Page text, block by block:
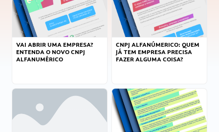
VAI ABRIR UMA EMPRESA?
ENTENDA O NOVO CNPJ
ALFANUMÉRICO
CNPJ ALFANÚMERICO: QUEM
JÁ TEM EMPRESA PRECISA
FAZER ALGUMA COISA?